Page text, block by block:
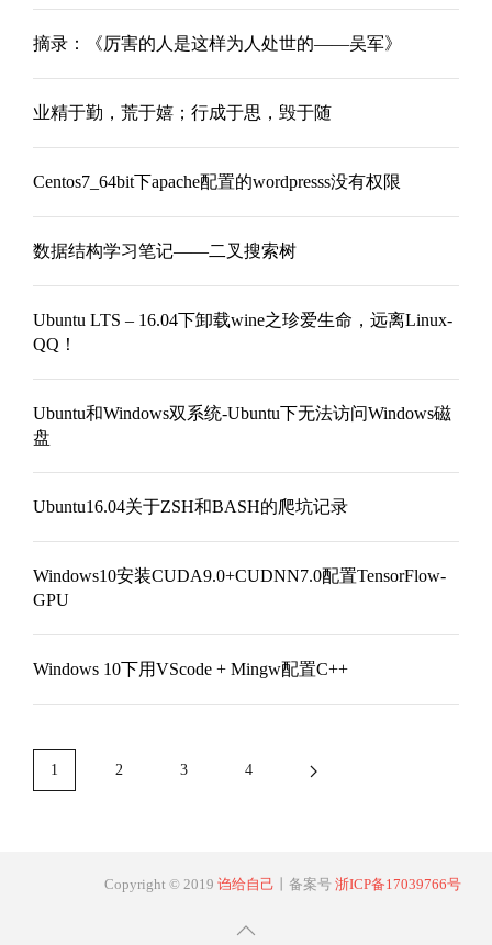
摘录：《厉害的人是这样为人处世的——吴军》
业精于勤，荒于嬉；行成于思，毁于随
Centos7_64bit下apache配置的wordpresss没有权限
数据结构学习笔记——二叉搜索树
Ubuntu LTS – 16.04下卸载wine之珍爱生命，远离Linux-
QQ！
Ubuntu和Windows双系统-Ubuntu下无法访问Windows磁
盘
Ubuntu16.04关于ZSH和BASH的爬坑记录
Windows10安装CUDA9.0+CUDNN7.0配置TensorFlow-
GPU
Windows 10下用VScode + Mingw配置C++
1 2 3 4
Copyright © 2019 诌给自己 丨备案号 浙ICP备17039766号